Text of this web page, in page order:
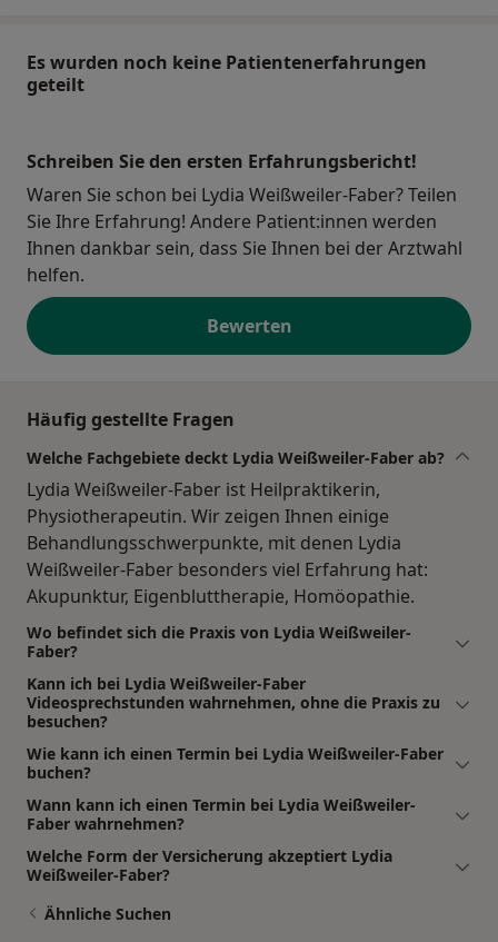
Es wurden noch keine Patientenerfahrungen
geteilt
Schreiben Sie den ersten Erfahrungsbericht!
Waren Sie schon bei Lydia Weißweiler-Faber? Teilen
Sie Ihre Erfahrung! Andere Patient:innen werden
Ihnen dankbar sein, dass Sie Ihnen bei der Arztwahl
helfen.
Bewerten
Häufig gestellte Fragen
Welche Fachgebiete deckt Lydia Weißweiler-Faber ab?
Lydia Weißweiler-Faber ist Heilpraktikerin,
Physiotherapeutin. Wir zeigen Ihnen einige
Behandlungsschwerpunkte, mit denen Lydia
Weißweiler-Faber besonders viel Erfahrung hat:
Akupunktur, Eigenbluttherapie, Homöopathie.
Wo befindet sich die Praxis von Lydia Weißweiler-
Faber?
Kann ich bei Lydia Weißweiler-Faber
Videosprechstunden wahrnehmen, ohne die Praxis zu
besuchen?
Wie kann ich einen Termin bei Lydia Weißweiler-Faber
buchen?
Wann kann ich einen Termin bei Lydia Weißweiler-
Faber wahrnehmen?
Welche Form der Versicherung akzeptiert Lydia
Weißweiler-Faber?
Ähnliche Suchen